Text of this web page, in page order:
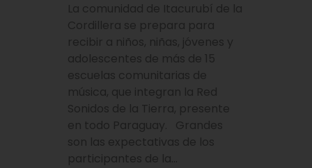
La comunidad de Itacurubí de la
Cordillera se prepara para
recibir a niños, niñas, jóvenes y
adolescentes de más de 15
escuelas comunitarias de
música, que integran la Red
Sonidos de la Tierra, presente
en todo Paraguay. Grandes
son las expectativas de los
participantes de la...